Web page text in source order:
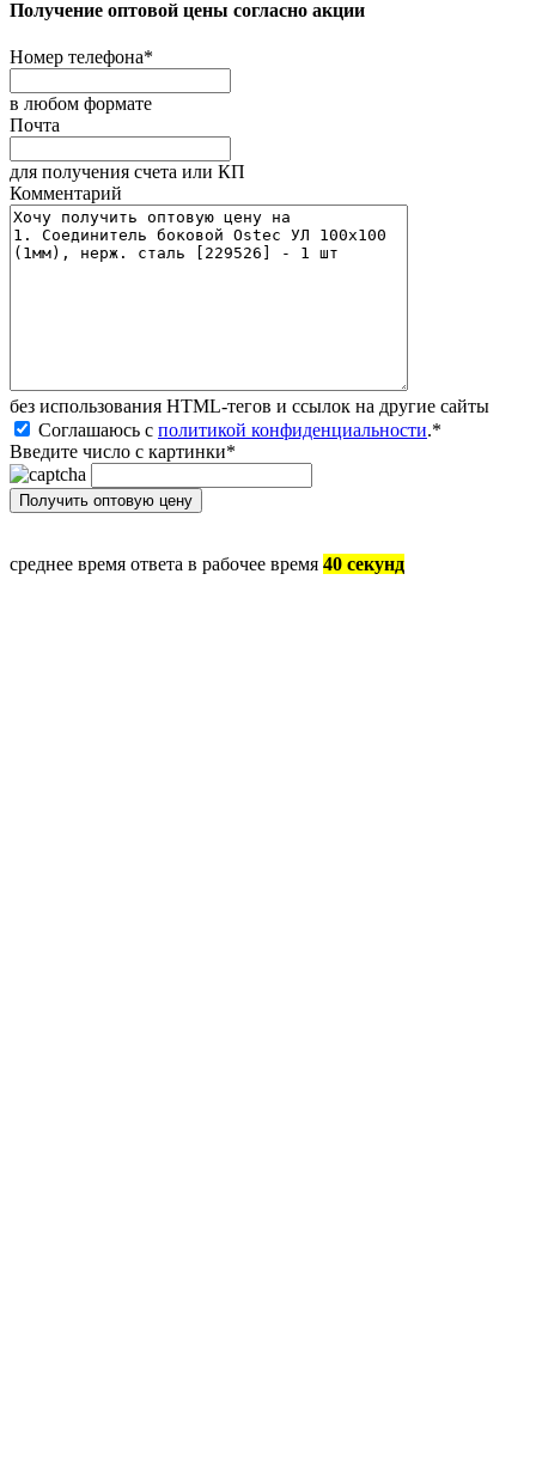
Получение оптовой цены согласно акции
Номер телефона*
в любом формате
Почта
для получения счета или КП
Комментарий
без иcпользования HTML-тегов и ссылок на другие сайты
Соглашаюсь с политикой конфиденциальности.*
Введите число с картинки*
среднее время ответа в рабочее время 40 секунд